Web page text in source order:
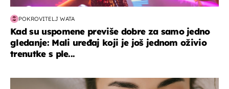
POKROVITELJ WATA
Kad su uspomene previše dobre za samo jedno
gledanje: Mali uređaj koji je još jednom oživio
trenutke s ple...
moda & ljepota